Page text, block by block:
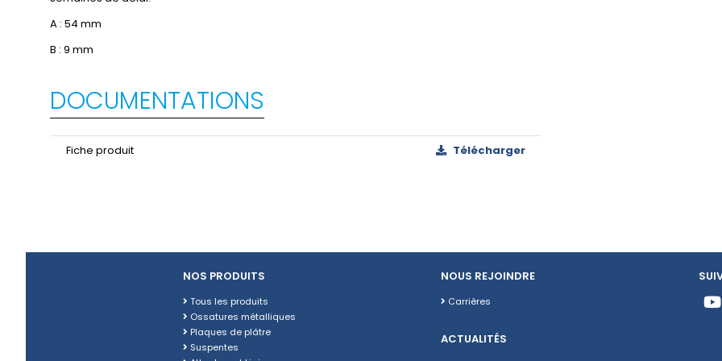
A : 54 mm
B : 9 mm
DOCUMENTATIONS
Fiche produit Télécharger
NOS PRODUITS
Tous les produits
Ossatures métalliques
Plaques de plâtre
Suspentes
NOUS REJOINDRE
Carrières
ACTUALITÉS